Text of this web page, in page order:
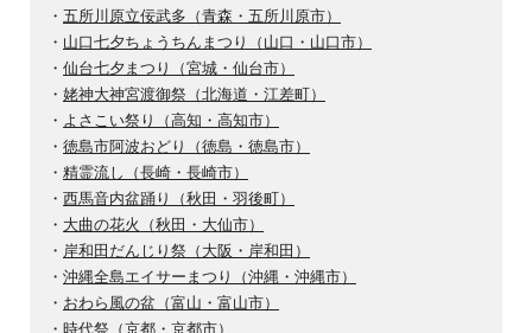
・ 五所川原立佞武多（青森・五所川原市）
・ 山口七夕ちょうちんまつり（山口・山口市）
・ 仙台七夕まつり（宮城・仙台市）
・ 姥神大神宮渡御祭（北海道・江差町）
・ よさこい祭り（高知・高知市）
・ 徳島市阿波おどり（徳島・徳島市）
・ 精霊流し（長崎・長崎市）
・ 西馬音内盆踊り（秋田・羽後町）
・ 大曲の花火（秋田・大仙市）
・ 岸和田だんじり祭（大阪・岸和田）
・ 沖縄全島エイサーまつり（沖縄・沖縄市）
・ おわら風の盆（富山・富山市）
・ 時代祭（京都・京都市）